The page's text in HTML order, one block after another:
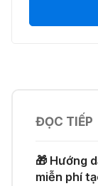
♾️
👗
ĐỌC TIẾP
🎁 Hướng
miễn phí